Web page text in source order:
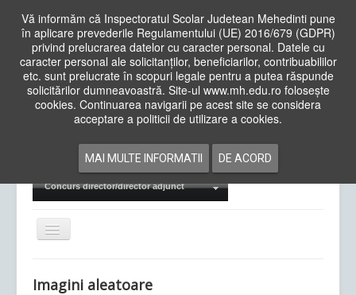
Vă informăm că Inspectoratul Scolar Judetean Mehedinti pune
în aplicare prevederile Regulamentului (UE) 2016/679 (GDPR)
privind prelucrarea datelor cu caracter personal. Datele cu
caracter personal ale solicitanților, beneficiarilor, contribuabililor
etc. sunt prelucrate în scopuri legale pentru a putea răspunde
solicitărilor dumneavoastră. Site-ul www.mh.edu.ro folosește
cookies. Continuarea navigarii pe acest site se considera
acceptare a politicii de utilizare a cookies.
MAI MULTE INFORMATII DE ACORD
Cauta
in
siteAcasa Cadre Didactice
Examene Naționale
Concurs director/director adjunct
Comută
navigarea
Imagini aleatoare